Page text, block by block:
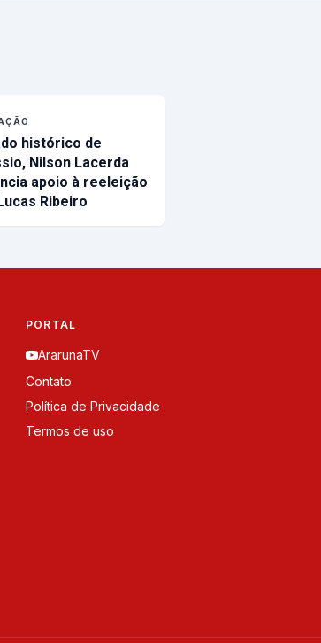
histórico de
Nilson Lacerda
apoio à reeleição
Ribeiro
PORTAL
ArarunaTV
Contato
Política de Privacidade
Termos de uso